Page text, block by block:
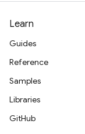
Learn
Guides
Reference
Samples
Libraries
GitHub